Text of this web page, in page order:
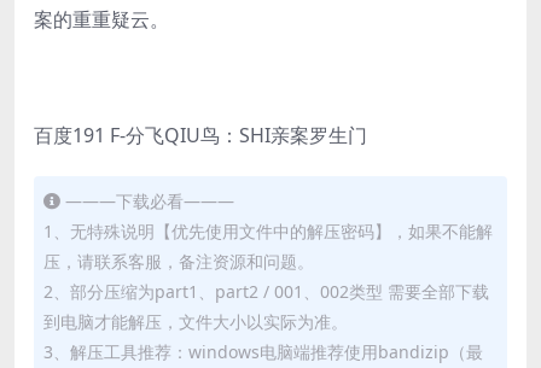
案的重重疑云。
百度191 F-分飞QIU鸟：SHI亲案罗生门
———下载必看———
1、无特殊说明【优先使用文件中的解压密码】，如果不能解
压，请联系客服，备注资源和问题。
2、部分压缩为part1、part2 / 001、002类型 需要全部下载
到电脑才能解压，文件大小以实际为准。
3、解压工具推荐：windows电脑端推荐使用bandizip（最